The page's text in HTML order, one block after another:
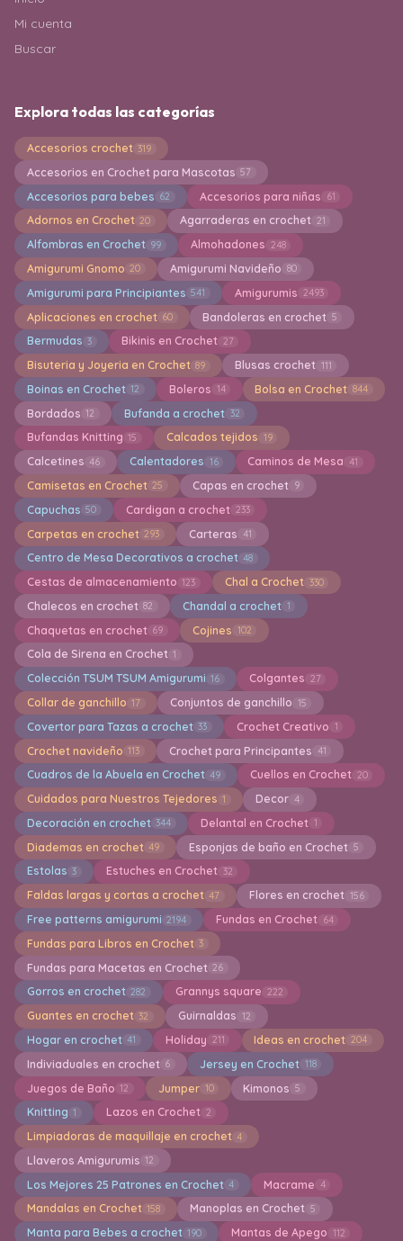
Mi cuenta
Buscar
Explora todas las categorías
Accesorios crochet 319
Accesorios en Crochet para Mascotas 57
Accesorios para bebes 62 Accesorios para niñas 61
Adornos en Crochet 20 Agarraderas en crochet 21
Alfombras en Crochet 99 Almohadones 248
Amigurumi Gnomo 20 Amigurumi Navideño 80
Amigurumi para Principiantes 541 Amigurumis 2493
Aplicaciones en crochet 60 Bandoleras en crochet 5
Bermudas 3 Bikinis en Crochet 27
Bisuteria y Joyeria en Crochet 89 Blusas crochet 111
Boinas en Crochet 12 Boleros 14 Bolsa en Crochet 844
Bordados 12 Bufanda a crochet 32
Bufandas Knitting 15 Calcados tejidos 19
Calcetines 46 Calentadores 16 Caminos de Mesa 41
Camisetas en Crochet 25 Capas en crochet 9
Capuchas 50 Cardigan a crochet 233
Carpetas en crochet 293 Carteras 41
Centro de Mesa Decorativos a crochet 48
Cestas de almacenamiento 123 Chal a Crochet 330
Chalecos en crochet 82 Chandal a crochet 1
Chaquetas en crochet 69 Cojines 102
Cola de Sirena en Crochet 1
Colección TSUM TSUM Amigurumi 16 Colgantes 27
Collar de ganchillo 17 Conjuntos de ganchillo 15
Covertor para Tazas a crochet 33 Crochet Creativo 1
Crochet navideño 113 Crochet para Principantes 41
Cuadros de la Abuela en Crochet 49 Cuellos en Crochet 20
Cuidados para Nuestros Tejedores 1 Decor 4
Decoración en crochet 344 Delantal en Crochet 1
Diademas en crochet 49 Esponjas de baño en Crochet 5
Estolas 3 Estuches en Crochet 32
Faldas largas y cortas a crochet 47 Flores en crochet 156
Free patterns amigurumi 2194 Fundas en Crochet 64
Fundas para Libros en Crochet 3
Fundas para Macetas en Crochet 26
Gorros en crochet 282 Grannys square 222
Guantes en crochet 32 Guirnaldas 12
Hogar en crochet 41 Holiday 211 Ideas en crochet 204
Indiviaduales en crochet 6 Jersey en Crochet 118
Juegos de Baño 12 Jumper 10 Kimonos 5
Knitting 1 Lazos en Crochet 2
Limpiadoras de maquillaje en crochet 4
Llaveros Amigurumis 12
Los Mejores 25 Patrones en Crochet 4 Macrame 4
Mandalas en Crochet 158 Manoplas en Crochet 5
Manta para Bebes a crochet 190 Mantas de Apego 112